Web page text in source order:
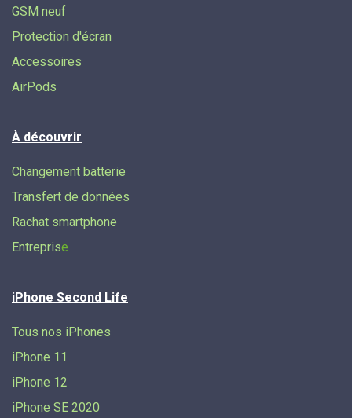
GSM neuf
Protection d'écran
Accessoires
AirPods
À découvrir
Changement batterie
Transfert de données​
Rachat smartphone
Entreprise
iPhone Second Life
Tous nos iPhones
iPhone 11
iPhone 12
iPhone SE 2020